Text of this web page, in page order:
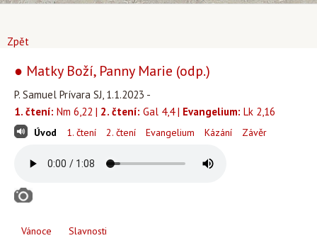
Zpět
● Matky Boží, Panny Marie (odp.)
P. Samuel Prívara SJ, 1.1.2023 -
1. čtení: Nm 6,22 | 2. čtení: Gal 4,4 | Evangelium: Lk 2,16
Úvod 1. čtení 2. čtení Evangelium Kázání Závěr
Vánoce Slavnosti